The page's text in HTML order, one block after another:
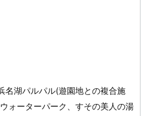
名湖パルパル(遊園地との複合施
ォーターパーク、すその美人の湯